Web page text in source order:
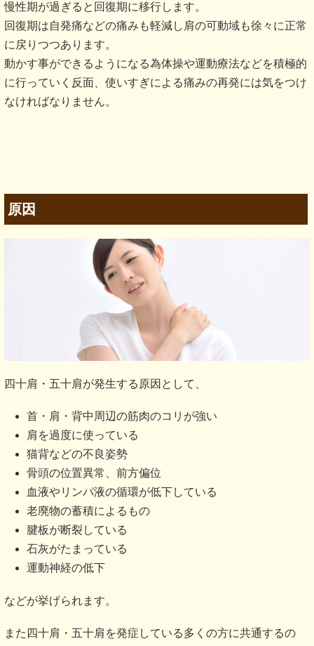
慢性期が過ぎると回復期に移行します。
回復期は自発痛などの痛みも軽減し肩の可動域も徐々に正常
に戻りつつあります。
動かす事ができるようになる為体操や運動療法などを積極的
に行っていく反面、使いすぎによる痛みの再発には気をつけ
なければなりません。
原因
四十肩・五十肩が発生する原因として、
首・肩・背中周辺の筋肉のコリが強い
肩を過度に使っている
猫背などの不良姿勢
骨頭の位置異常、前方偏位
血液やリンパ液の循環が低下している
老廃物の蓄積によるもの
腱板が断裂している
石灰がたまっている
運動神経の低下
などが挙げられます。
また四十肩・五十肩を発症している多くの方に共通するの